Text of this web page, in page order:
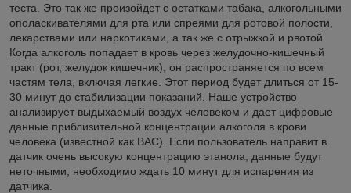
теста. Это так же произойдет с остатками табака, алкогольными
ополаскивателями для рта или спреями для ротовой полости,
лекарствами или наркотиками, а так же с отрыжкой и рвотой.
Когда алкоголь попадает в кровь через желудочно-кишечный
тракт (рот, желудок кишечник), он распространяется по всем
частям тела, включая легкие. Этот период будет длиться от 15-
30 минут до стабилизации показаний. Наше устройство
анализирует выдыхаемый воздух человеком и дает цифровые
данные приблизительной концентрации алкоголя в крови
человека (известной как ВАС). Если пользователь направит в
датчик очень высокую концентрацию этанола, данные будут
неточными, необходимо ждать 10 минут для испарения из
датчика.